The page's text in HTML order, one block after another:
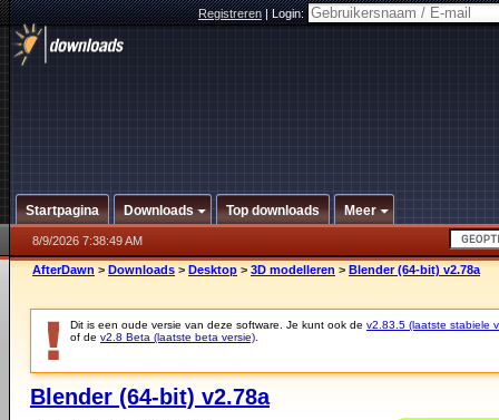
Registreren|Login:
Startpagina Downloads Top downloads Meer
8/9/2026 7:38:49 AM
AfterDawn > Downloads > Desktop > 3D modelleren > Blender (64-bit) v2.78a
Dit is een oude versie van deze software. Je kunt ook de v2.83.5 (laatste stabiele
of de v2.8 Beta (laatste beta versie)
Blender (64-bit) v2.78a